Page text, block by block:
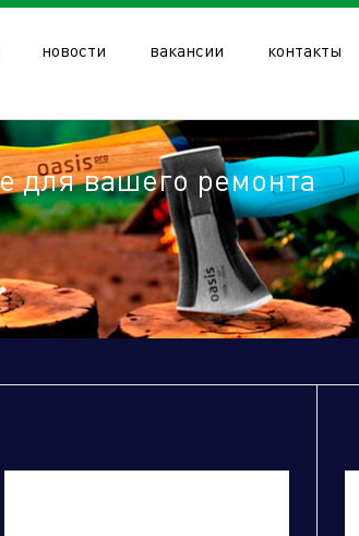
новости вакансии контакты
для вашего ремонта